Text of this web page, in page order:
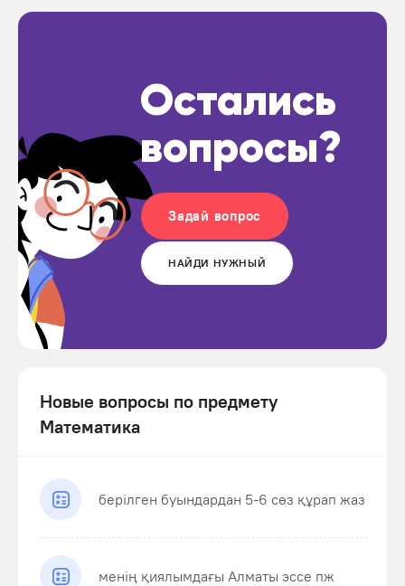
Остались
вопросы?
Задай вопрос
НАЙДИ НУЖНЫЙ
Новые вопросы по предмету
Математика
берілген буындардан 5-6 сөз құрап жаз
менің қиялымдағы Алматы эссе пж